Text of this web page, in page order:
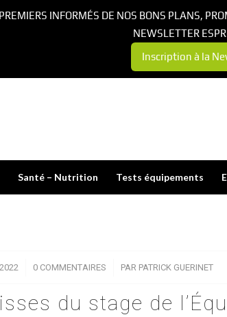
Santé – Nutrition Tests équipements
0 COMMENTAIRES
/ PAR PATRICK GUERINET
du stage de
INFORMÉS DE NOS BONS PLANS,
NEWSLETTER
Inscription à la